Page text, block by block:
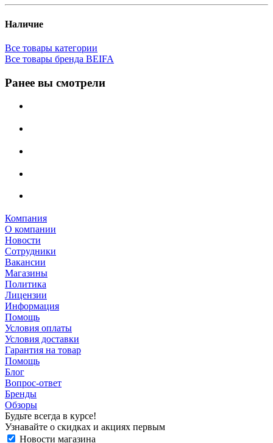
Наличие
Все товары категории
Все товары бренда BEIFA
Ранее вы смотрели
Компания
О компании
Новости
Сотрудники
Вакансии
Магазины
Политика
Лицензии
Информация
Помощь
Условия оплаты
Условия доставки
Гарантия на товар
Помощь
Блог
Вопрос-ответ
Бренды
Обзоры
Будьте всегда в курсе!
Узнавайте о скидках и акциях первым
Новости магазина